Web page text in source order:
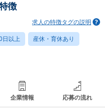
徴
求人の特徴タグの説明
日以上 産休・育休あり
企業情報 応募の流れ